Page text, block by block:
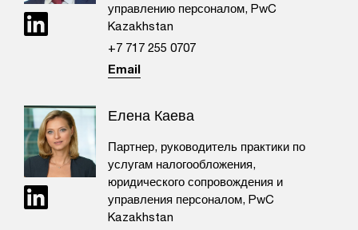
управлению персоналом, PwC
Kazakhstan
+7 717 255 0707​
Email
Елена Каева
Партнер, руководитель практики по
услугам налогообложения,
юридического сопровождения и
управления персоналом, PwC
Kazakhstan